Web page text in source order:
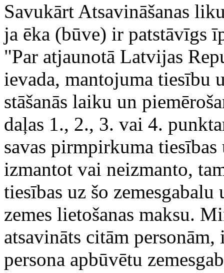
Savukārt Atsavināšanas
ja ēka (būve) ir patstāvīgs
"Par atjaunotā Latvijas
ievada, mantojuma tiesību
stāšanās laiku un
daļas 1., 2., 3. vai 4.
savas pirmpirkuma tiesības
izmantot vai neizmanto,
tiesības uz šo
zemes lietošanas maksu.
atsavināts citām
persona apbūvētu